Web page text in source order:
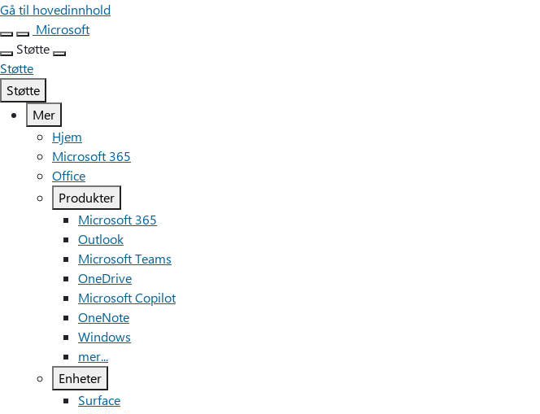
Gå til hovedinnhold
Microsoft
Støtte
Støtte
Støtte
Mer
Hjem
Microsoft 365
Office
Produkter
Microsoft 365
Outlook
Microsoft Teams
OneDrive
Microsoft Copilot
OneNote
Windows
mer...
Enheter
Surface